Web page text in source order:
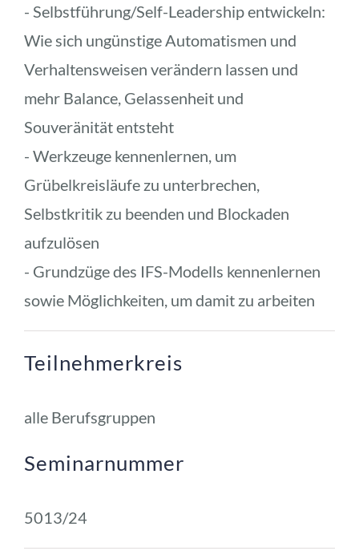
- Selbstführung/Self-Leadership entwickeln:
Wie sich ungünstige Automatismen und
Verhaltensweisen verändern lassen und
mehr Balance, Gelassenheit und
Souveränität entsteht
- Werkzeuge kennenlernen, um
Grübelkreisläufe zu unterbrechen,
Selbstkritik zu beenden und Blockaden
aufzulösen
- Grundzüge des IFS-Modells kennenlernen
sowie Möglichkeiten, um damit zu arbeiten
Teilnehmerkreis
alle Berufsgruppen
Seminarnummer
5013/24